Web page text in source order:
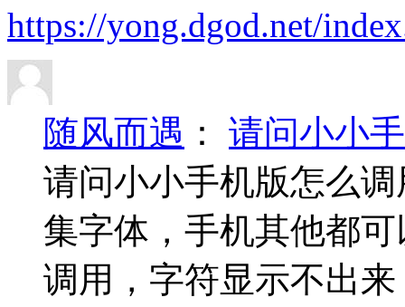
https://yong.dgod.net/
随风而遇 ： 请问小小
请问小小手机版怎么
集字体，手机其他都
调用，字符显示不出